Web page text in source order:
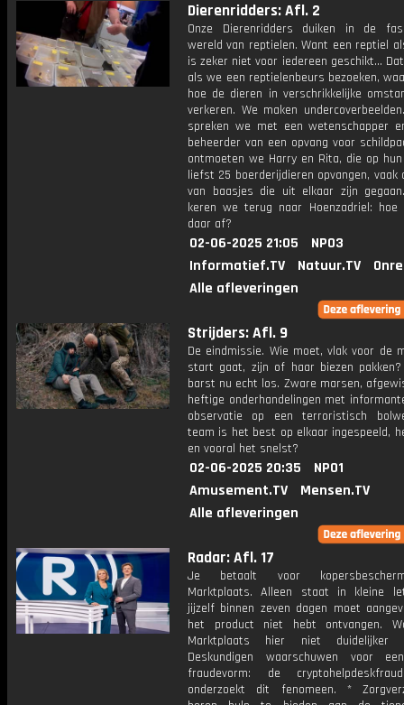
Dierenridders: Afl. 2
Onze Dierenridders duiken in de
wereld van reptielen. Want een reptiel
is zeker niet voor iedereen geschikt...
als we een reptielenbeurs bezoeken,
hoe de dieren in verschrikkelijke
verkeren. We maken
spreken we met een wetenschapper
beheerder van een opvang voor
ontmoeten we Harry en Rita, die op
liefst 25 boerderijdieren opvangen, vaak
van baasjes die uit elkaar zijn
keren we terug naar Hoenzadriel:
daar af?
02-06-2025 21:05
NPO3
Informatief.TV
Natuur.TV
Alle afleveringen
Strijders: Afl. 9
De eindmissie. Wie moet, vlak voor de
start gaat, zijn of haar biezen
barst nu echt los. Zware marsen,
heftige onderhandelingen met
observatie op een terroristisch
team is het best op elkaar ingespeeld,
en vooral het snelst?
02-06-2025 20:35
NPO1
Amusement.TV
Mensen.TV
Alle afleveringen
Radar: Afl. 17
Je betaalt voor
Marktplaats. Alleen staat in kleine
jijzelf binnen zeven dagen moet
het product niet hebt ontvangen.
Marktplaats hier niet
Deskundigen waarschuwen voor
fraudevorm: de
onderzoekt dit fenomeen. *